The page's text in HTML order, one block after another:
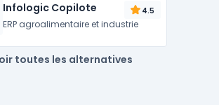
Infologic Copilote 4.5
ERP agroalimentaire et industrie
toutes les alternatives